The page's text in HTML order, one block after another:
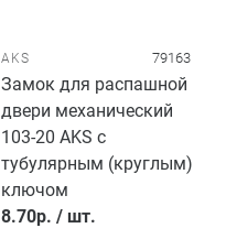
AKS 79163
Замок для распашной
двери механический
103-20 AKS с
тубулярным (круглым)
ключом
8.70р. / шт.